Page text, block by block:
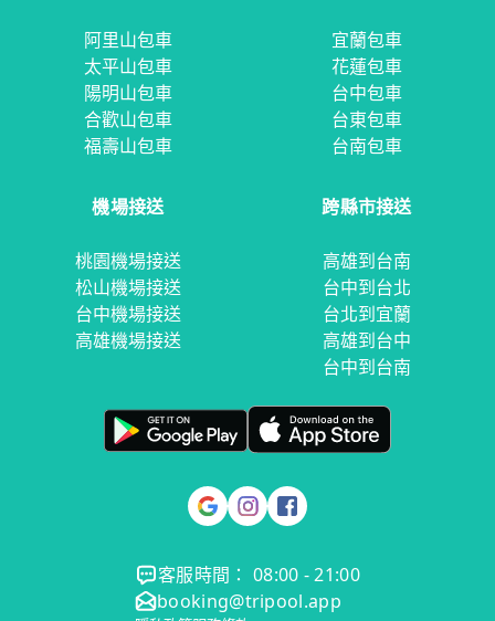
阿里山包車
太平山包車
陽明山包車
合歡山包車
福壽山包車
宜蘭包車
花蓮包車
台中包車
台東包車
台南包車
機場接送
桃園機場接送
松山機場接送
台中機場接送
高雄機場接送
跨縣市接送
高雄到台南
台中到台北
台北到宜蘭
高雄到台中
台中到台南
客服時間： 08:00 - 21:00
booking@tripool.app